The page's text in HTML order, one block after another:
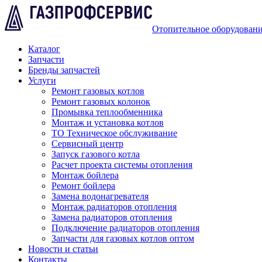
Отопительное
Каталог
Запчасти
Бренды запчастей
Услуги
Ремонт газовых котлов
Ремонт газовых колонок
Промывка теплообменника
Монтаж и установка котлов
ТО Техническое обслуживание
Сервисный центр
Запуск газового котла
Расчет проекта системы отопления
Монтаж бойлера
Ремонт бойлера
Замена водонагревателя
Монтаж радиаторов отопления
Замена радиаторов отопления
Подключение радиаторов отопления
Запчасти для газовых котлов оптом
Новости и статьи
Контакты